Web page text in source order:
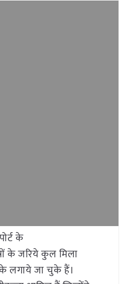
के
के जरिये कुल मिला
लगाये जा चुके हैं।